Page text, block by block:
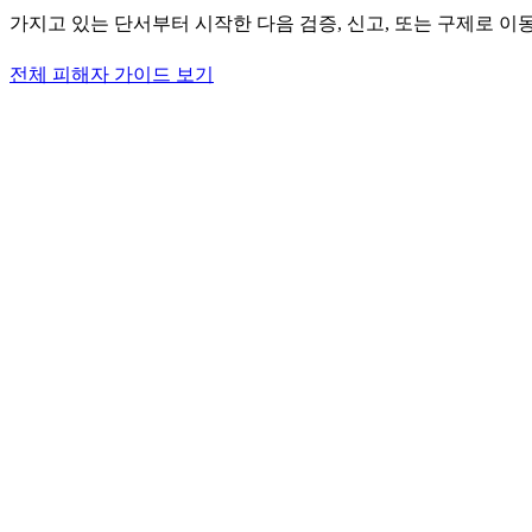
가지고 있는 단서부터 시작한 다음 검증, 신고, 또는 구제로 이
전체 피해자 가이드 보기